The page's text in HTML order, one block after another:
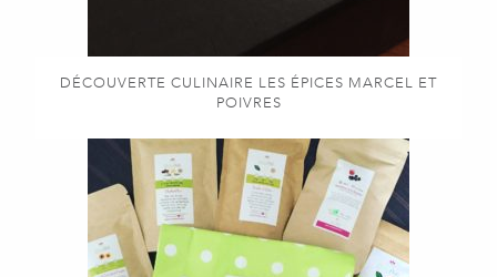
DÉCOUVERTE CULINAIRE LES ÉPICES MARCEL ET
POIVRES